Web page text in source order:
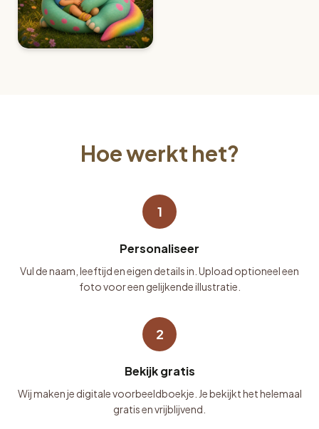
Hoe werkt het?
1
Personaliseer
Vul de naam, leeftijd en eigen details in. Upload optioneel een
foto voor een gelijkende illustratie.
2
Bekijk gratis
Wij maken je digitale voorbeeldboekje. Je bekijkt het helemaal
gratis en vrijblijvend.